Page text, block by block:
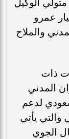
عمرو
والملاح
ذات
المدني
لدعم
والتي يأتي
الجوي